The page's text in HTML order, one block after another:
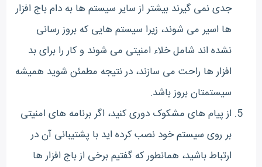
جدی نمی گیرند بیشتر از سایر سیستم ها به دام باج افزار
ها اسیر می شوند، زیرا سیستم هایی که بروز رسانی
نشده اند شامل خلاء امنیتی می شوند و کار را برای بد
افزار ها راحت می سازند، در نتیجه مطمئن شوید همیشه
سیستمتان بروز باشد.
از پیام های مشکوک دوری کنید، اگر برنامه های امنیتی
بر روی سیستم خود نصب کرده اید با پشتیبانی آن در
ارتباط باشید، همانطور که گفتیم برخی از باج افزار ها